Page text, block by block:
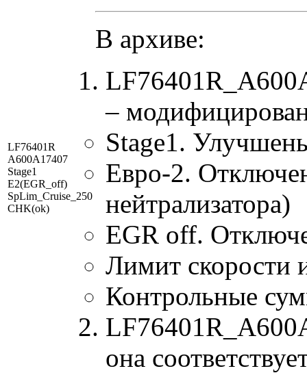
LF76401R
A600A17407
Stage1
E2(EGR_off)
SpLim_Cruise_250
CHK(ok)
В архиве:
–
Stage1.
Евро-2.
нейтрализатора)
EGR off.
Лимит скорости
Контрольные
она